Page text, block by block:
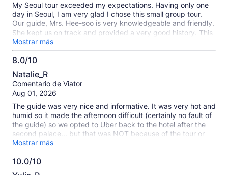
My Seoul tour exceeded my expectations. Having only one
day in Seoul, I am very glad I chose this small group tour.
Our guide, Mrs. Hee-soo is very knowledgeable and friendly.
She kept us on track and provided a very good history. This
tour is fast paced and A LOT of walking - so be prepared.
Also, it was very, very hot, but was to be expected in July.
Very interesting sites and Korean history. I highly recommend
continue seeing the sites in Seoul.
Mostrar más
8.0/10
8.0
de
10
Natalie_R
Comentario de Viator
Aug 01, 2026
The guide was very nice and informative. It was very hot and
humid so it made the afternoon difficult (certainly no fault of
the guide) so we opted to Uber back to the hotel after the
second palace... but that was NOT because of the tour or
guide - both were excellent and we enjoyed learning about
the Korean history.
Mostrar más
10.0/10
10.0